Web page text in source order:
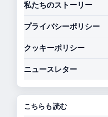
私たちのストーリー
プライバシーポリシー
クッキーポリシー
ニュースレター
こちらも読む